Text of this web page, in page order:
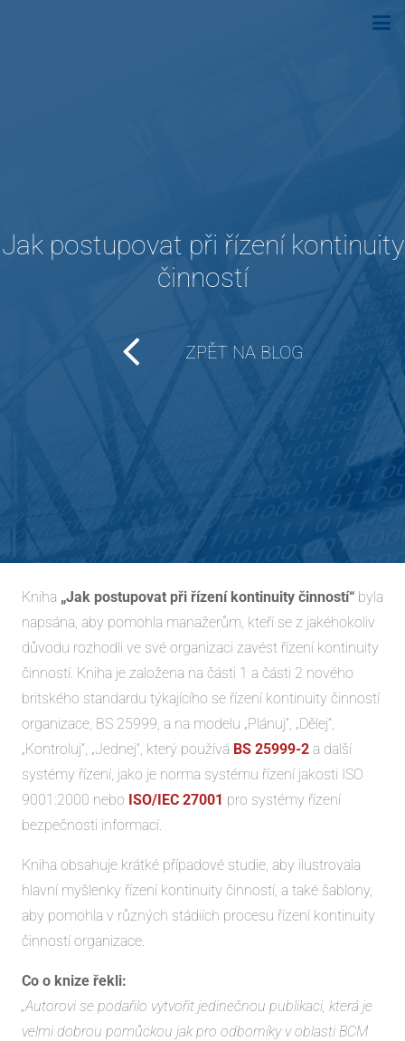
Jak postupovat při řízení kontinuity
činností
ZPĚT NA BLOG
Kniha „Jak postupovat při řízení kontinuity činností“ byla
napsána, aby pomohla manažerům, kteří se z jakéhokoliv
důvodu rozhodli ve své organizaci zavést řízení kontinuity
činností. Kniha je založena na části 1 a části 2 nového
britského standardu týkajícího se řízení kontinuity činností
organizace, BS 25999, a na modelu „Plánuj“, „Dělej“,
„Kontroluj“, „Jednej“, který používá BS 25999‐2 a další
systémy řízení, jako je norma systému řízení jakosti ISO
9001:2000 nebo ISO/IEC 27001 pro systémy řízení
bezpečnosti informací.
Kniha obsahuje krátké případové studie, aby ilustrovala
hlavní myšlenky řízení kontinuity činností, a také šablony,
aby pomohla v různých stádiích procesu řízení kontinuity
činností organizace.
Co o knize řekli:
„Autorovi se podařilo vytvořit jedinečnou publikaci, která je
velmi dobrou pomůckou jak pro odborníky v oblasti BCM